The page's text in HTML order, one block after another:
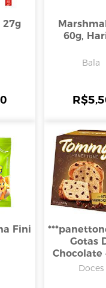
27g
60g,
Bala
R$
Fini
Gotas
Chocolate
Tommy
Doces